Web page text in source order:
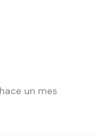
un mes